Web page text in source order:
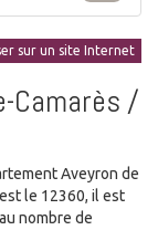
sur un site Internet
Camarès /
Aveyron de
le 12360, il est
nombre de